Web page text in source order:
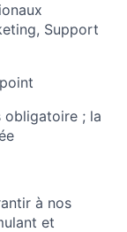
Support
obligatoire ; la
à nos
et